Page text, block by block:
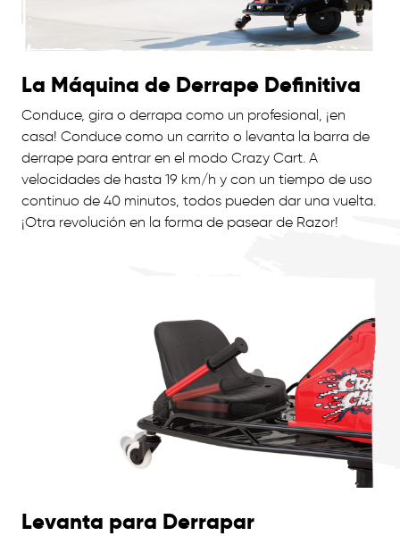
La Máquina de Derrape Definitiva
Conduce, gira o derrapa como un profesional, ¡en
casa! Conduce como un carrito o levanta la barra de
derrape para entrar en el modo Crazy Cart. A
velocidades de hasta 19 km/h y con un tiempo de uso
continuo de 40 minutos, todos pueden dar una vuelta.
¡Otra revolución en la forma de pasear de Razor!
Levanta para Derrapar